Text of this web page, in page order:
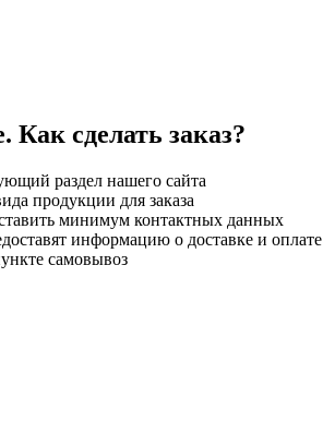
сделать заказ?
раздел нашего сайта
продукции для заказа
минимум контактных данных
информацию о доставке и оплате
самовывоз